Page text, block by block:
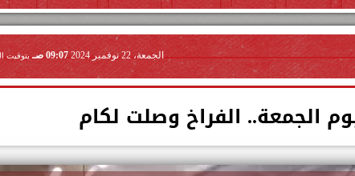
الجمعة، 22 نوفمبر 2024 09:07 صـ بتوقيت
الجمعة.. الفراخ وصلت لكام